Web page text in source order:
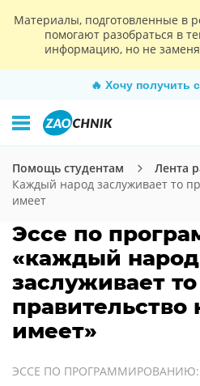
Материалы, подготовленные в
помогают разобраться в
информацию, но не
🔥 Хочу получить
Помощь студентам
Лента
Каждый народ заслуживает то
имеет
Эссе по
«каждый народ
заслуживает то
правительство
имеет»
ЭССЕ ПО ПРОГРАММИРОВАНИЮ: